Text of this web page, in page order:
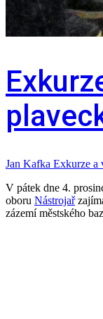
Jan Kafka Exkurze a
V pátek dne 4.
oboru Nástrojař
zázemí městského